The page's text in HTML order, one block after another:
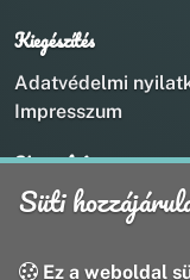
Kiegészítés
Adatvédelmi
Impresszum
Kapcsolat
+36 20 211 1888
Süti
Ez a weboldal